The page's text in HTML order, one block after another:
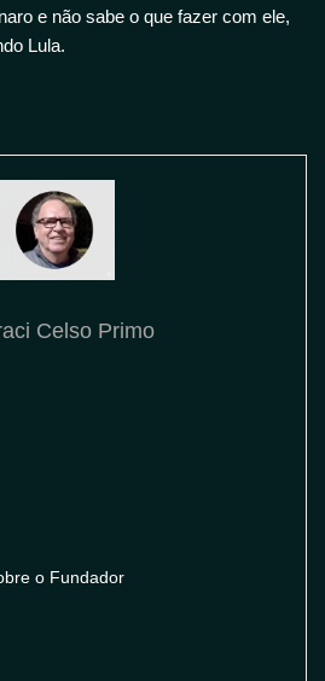
e não sabe o que fazer com ele,
Lula.
Celso Primo
o Fundador